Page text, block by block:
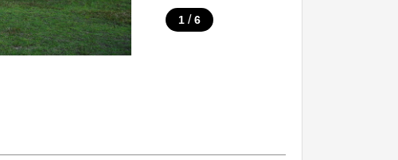
1 / 6